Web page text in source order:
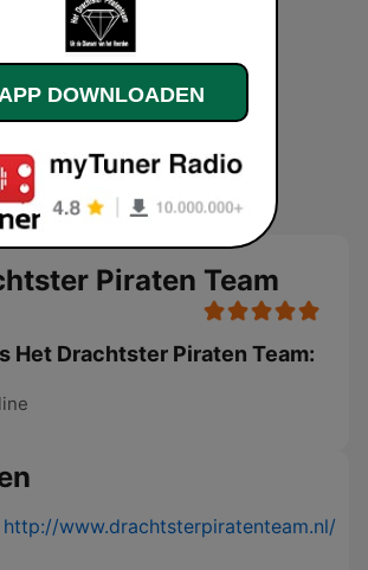
Piraten Team
Het Drachtster Piraten Team:
http://www.drachtsterpiratenteam.nl/
APP DOWNLOADEN